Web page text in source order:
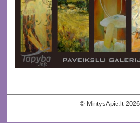
© MintysApie.lt 2026